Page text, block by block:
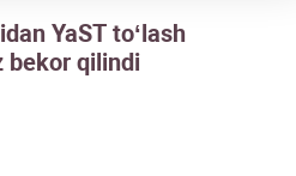
YaST toʻlash
bekor qilindi